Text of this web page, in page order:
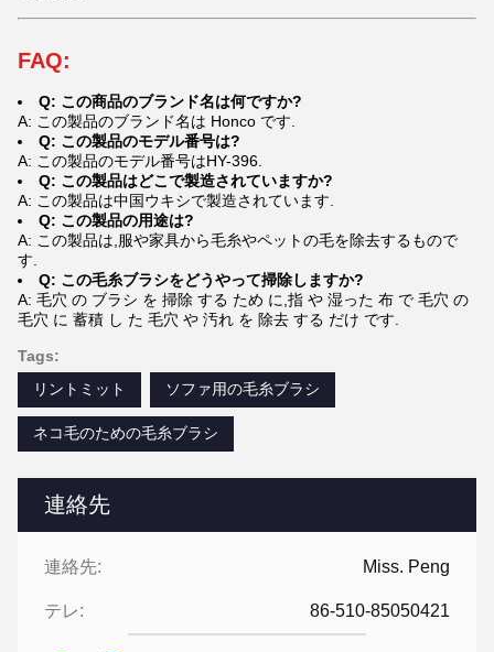
連絡先
連絡先: Miss. Peng
テレ: 86-510-85050421
FAQ:
Q: この商品のブランド名は何ですか?
A: この製品のブランド名は Honco です.
Q: この製品のモデル番号は?
A: この製品のモデル番号はHY-396
Q: この製品はどこで製造されていますか?
A: この製品は中国ウキシで製造されています.
Q: この製品の用途は?
A: この製品は,服や家具から毛糸やペットの毛を除去するもので
す.
Q: この毛糸ブラシをどうやって掃除しますか?
A: 毛穴 の ブラシ を 掃除 する ため に,指 や 湿った 布 で 毛穴 の
毛穴 に 蓄積 し た 毛穴 や 汚れ を 除去 する だけ です.
Tags:
リントミット
ソファ用の毛糸ブラシ
ネコ毛のための毛糸ブラシ